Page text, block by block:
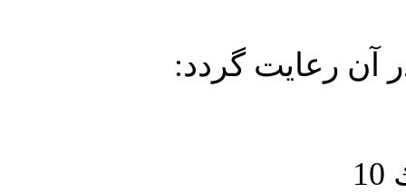
آن رعايت گردد: